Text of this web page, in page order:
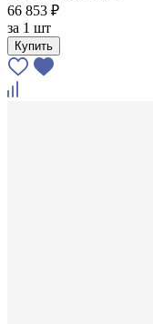
66 853 ₽
за 1 шт
Купить